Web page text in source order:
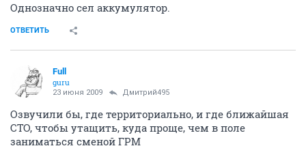
Однозначно сел аккумулятор.
ОТВЕТИТЬ
Full
guru
23 июня 2009 Дмитрий495
Озвучили бы, где территориально, и где ближайшая
СТО, чтобы утащить, куда проще, чем в поле
заниматься сменой ГРМ